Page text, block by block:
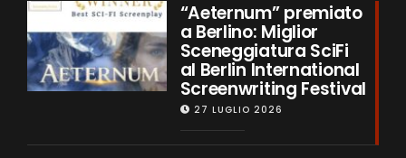
“Aeternum” premiato
a Berlino: Miglior
Sceneggiatura SciFi
al Berlin International
Screenwriting Festival
27 LUGLIO 2026